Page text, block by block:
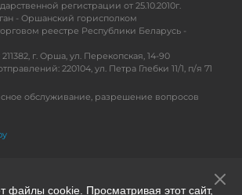
регистрации от 25.10.2010г.
- Оршанский горисполком
реестре Республики Беларусь -
г. Орша, ул. Перекопская, 14-90
220104, ул. Петра Глебки 11/1, п/я 71
обслуживание, разрешение вопросов
файлы cookie. Просматривая этот сайт,